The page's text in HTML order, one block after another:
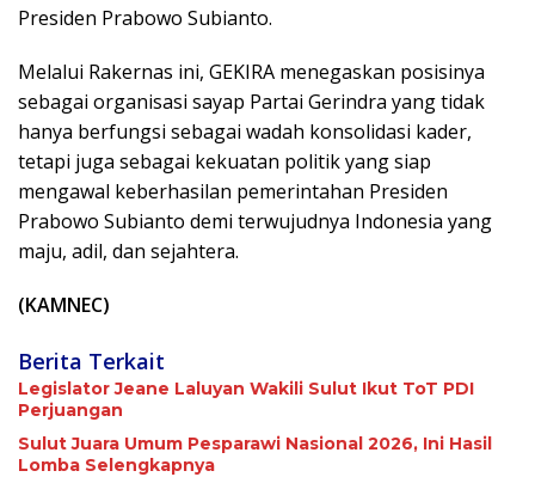
Presiden Prabowo Subianto.
Melalui Rakernas ini, GEKIRA menegaskan posisinya
sebagai organisasi sayap Partai Gerindra yang tidak
hanya berfungsi sebagai wadah konsolidasi kader,
tetapi juga sebagai kekuatan politik yang siap
mengawal keberhasilan pemerintahan Presiden
Prabowo Subianto demi terwujudnya Indonesia yang
maju, adil, dan sejahtera.
(KAMNEC)
Berita Terkait
Legislator Jeane Laluyan Wakili Sulut Ikut ToT PDI
Perjuangan
Sulut Juara Umum Pesparawi Nasional 2026, Ini Hasil
Lomba Selengkapnya